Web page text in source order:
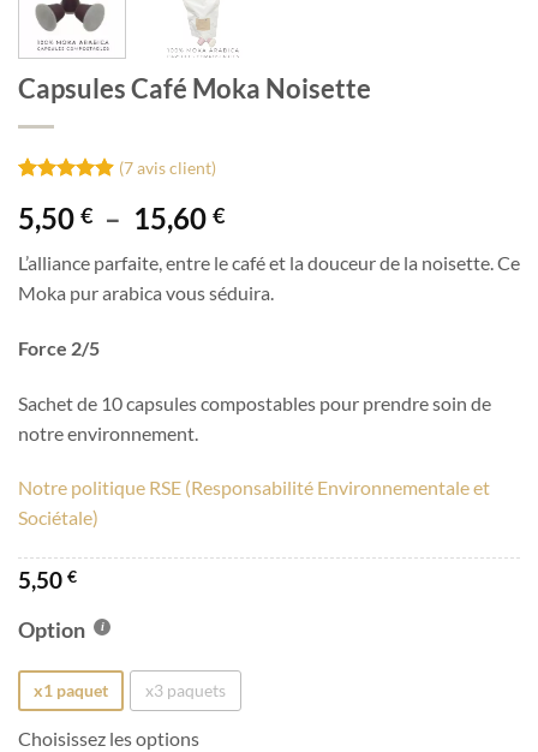
Capsules Café Moka Noisette
sur 5 basé
sur
notations
client
(7avis client)
5,50 € – 15,60 €Plage
prix :
5,50 €
L’alliance parfaite, entre le café et la douceur de la noisette. Ce
Moka pur arabica vous séduira.
Force 2/5
Sachet de 10 capsules compostables pour prendre soin de
notre environnement.
Notre politique RSE (Responsabilité Environnementale et
Sociétale)
5,50 €
Option
x1 paquet x3 paquets
Choisissez les options